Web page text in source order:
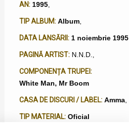
AN: 1995,
TIP ALBUM: Album,
DATA LANSĂRII: 1 noiembrie 1995
PAGINĂ ARTIST: N.N.D.
COMPONENȚA TRUPEI:
White Man, Mr Boom
CASA DE DISCURI / LABEL: Amma,
TIP MATERIAL: Oficial